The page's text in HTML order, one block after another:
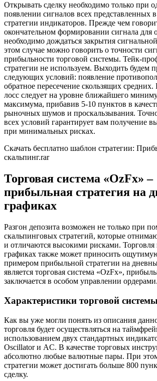
Открывать сделку необходимо только при
появлении сигналов всех представленных
стратегии индикаторов. Прежде чем
окончательном формировании сигнала для
необходимо дождаться закрытия
этом случае можно говорить о точности
прибыльности торговой системы. Тейк-
стратегии не используем. Выходить будем
следующих условий: появление
обратное пересечение скользящих средних.
лосс следует на уровне ближайшего
максимума, прибавив 5-10 пунктов в
рыночных шумов и проскальзывания.
всех условий гарантирует вам получение
при минимальных рисках.
Скачать бесплатно шаблон стратегии:
скальпинг.rar
Торговая система «OzFx» –
прибыльная стратегия на
графиках
Разгон депозита возможен не только при
скальпинговых стратегий, которые
и отличаются высокими рисками.
графиках также может приносить
примером прибыльной стратегии на
является торговая система «OzFx»,
заключается в особом управлении ордерами.
Характеристики торговой
Как вы уже могли понять из описания
торговля будет осуществляться на
использованием двух стандартных
Oscillator и AC. В качестве торговых
абсолютно любые валютные пары. При
стратегии может достигать больше 800
сделку.